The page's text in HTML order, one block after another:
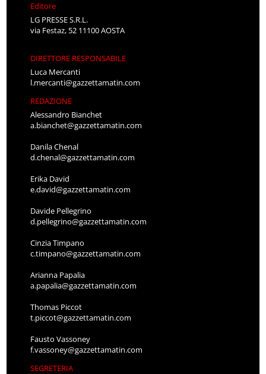
Editore
LG PRESSE S.R.L.
via Festaz, 52 11100 AOSTA
DIRETTORE RESPONSABILE
Luca Mercanti
l.mercanti@gazzettamatin.com
REDAZIONE
Alessandro Bianchet
a.bianchet@gazzettamatin.com
Danila Chenal
d.chenal@gazzettamatin.com
Erika David
e.david@gazzettamatin.com
Davide Pellegrino
d.pellegrino@gazzettamatin.com
Cinzia Timpano
c.timpano@gazzettamatin.com
Arianna Papalia
a.papalia@gazzettamatin.com
Thomas Piccot
t.piccot@gazzettamatin.com
Fausto Vassoney
f.vassoney@gazzettamatin.com
SEGRETERIA